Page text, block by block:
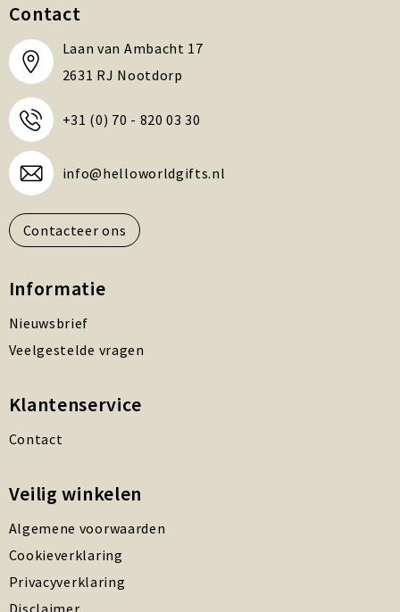
Contact
Laan van Ambacht 17
2631 RJ Nootdorp
+31 (0) 70 - 820 03 30
info@helloworldgifts.nl
Contacteer ons
Informatie
Nieuwsbrief
Veelgestelde vragen
Klantenservice
Contact
Veilig winkelen
Algemene voorwaarden
Cookieverklaring
Privacyverklaring